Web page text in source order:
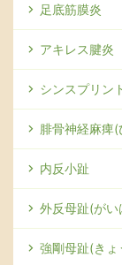
足底筋膜炎
アキレス腱炎
シンスプリン
腓骨神経麻痺
内反小趾
外反母趾(がい
強剛母趾(きょ